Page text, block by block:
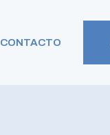
CONTACTO